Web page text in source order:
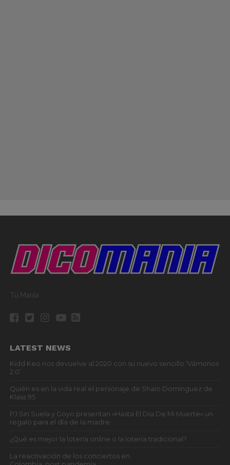
Tu Mania
LATEST NEWS
Kidd Keo nos devuelve al 2020 con su nuevo sencillo ‘Vámonos
2.0’
Quién es en la vida real el personaje de Shaio Dominguez de
Klass 95
PJ Sin Suela y Goyo presentan «Hasta El Día De Mi Muerte» un
regalo para el día de la madre
¿Qué es mejor la lotería online o la lotería tradicional?
La reactivación de los conciertos en